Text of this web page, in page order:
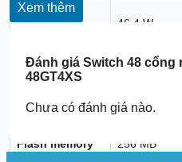
Maximum
power
46.4 W
Power supply Fixed
Flash memory 256 MB
Xem thêm
Đánh giáSwitch 48 cổng
48GT4XS
Chưa có đánh giá nào.